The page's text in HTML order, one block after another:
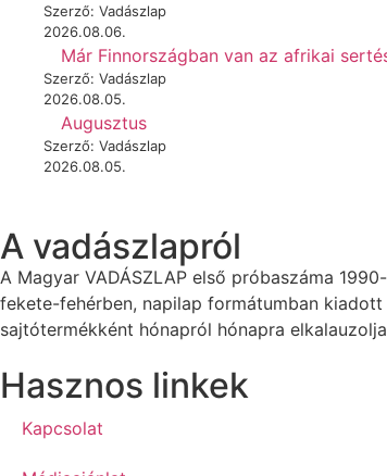
Szerző: Vadászlap
2026.08.06.
Már Finnországban van az afrikai
Szerző: Vadászlap
2026.08.05.
Augusztus
Szerző: Vadászlap
2026.08.05.
A vadászlapról
A Magyar VADÁSZLAP első próbaszáma
fekete-fehérben, napilap formátumban
sajtótermékként hónapról hónapra
Hasznos linkek
Kapcsolat